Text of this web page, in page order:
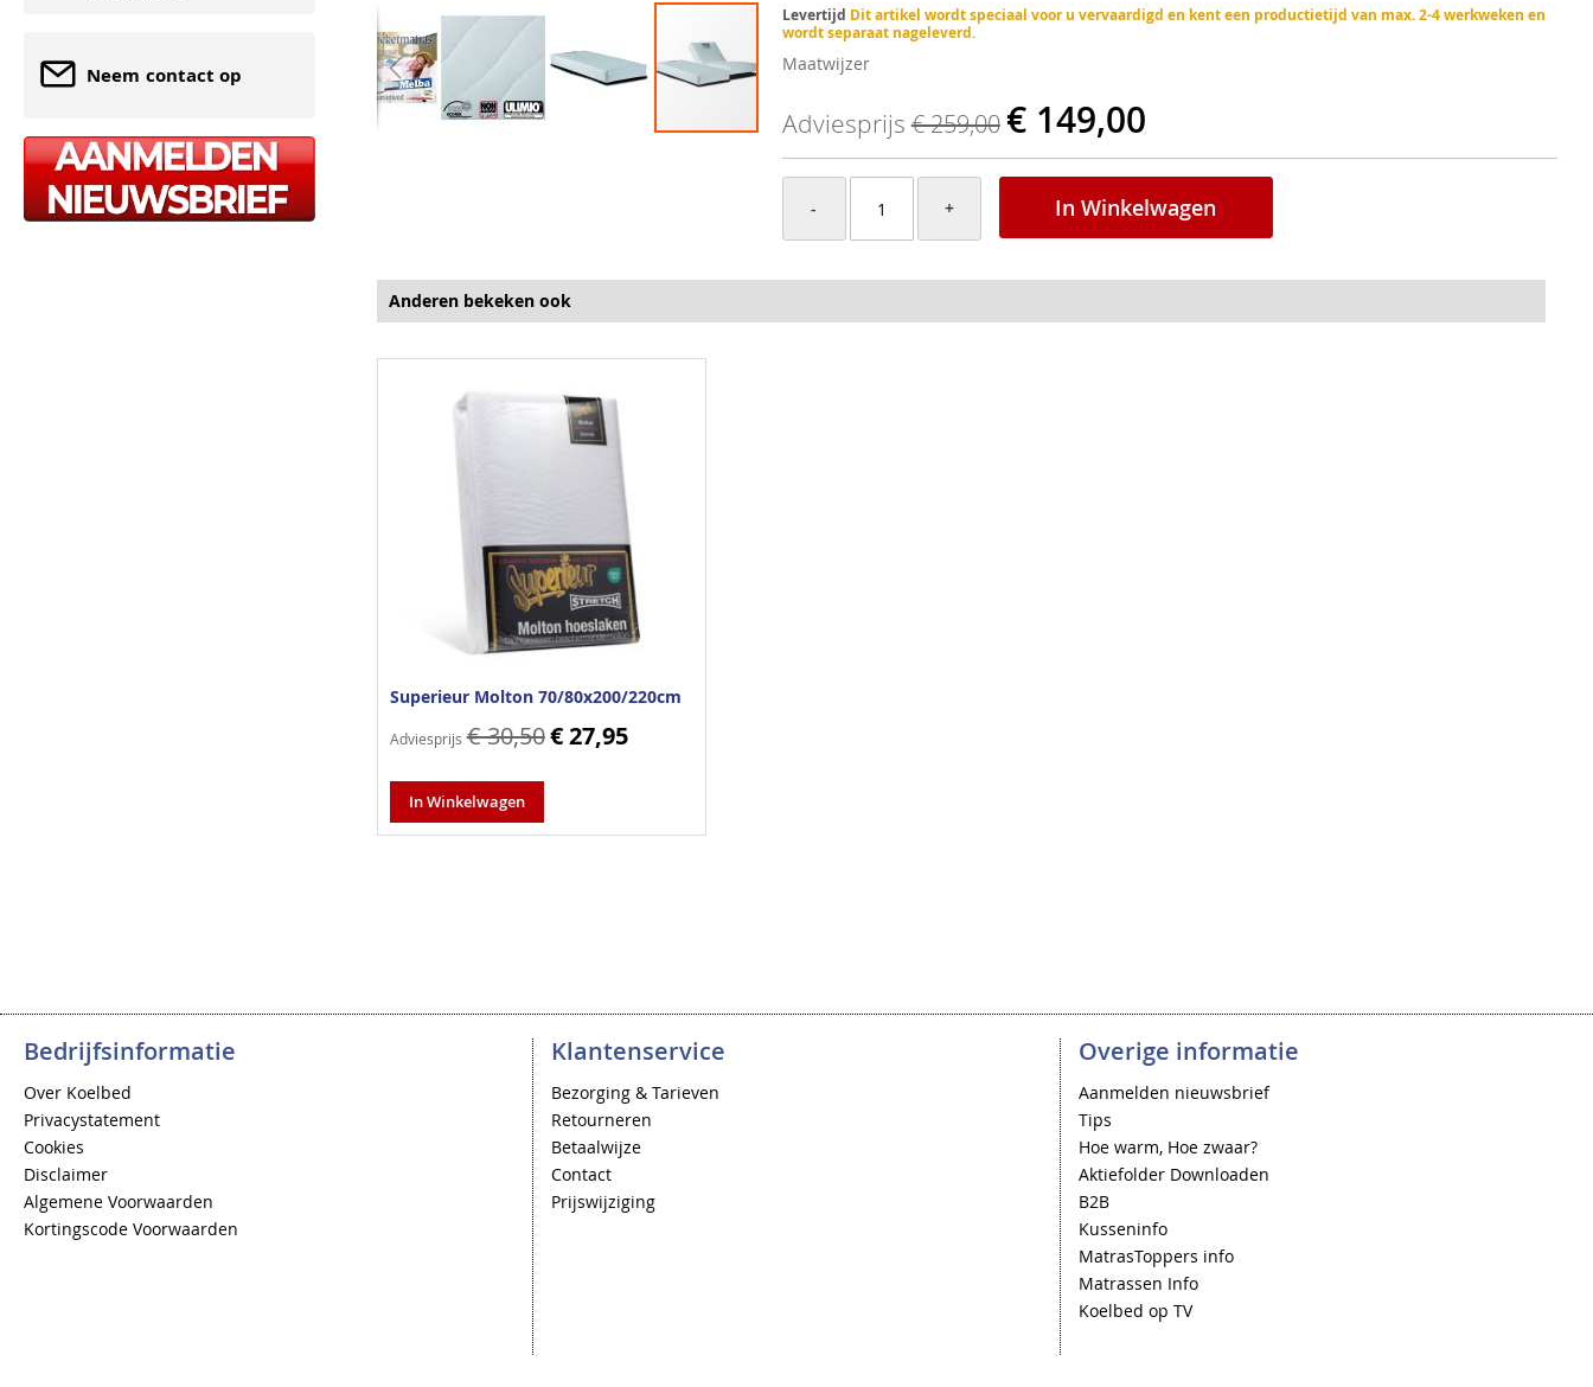
Levertijd Dit artikel wordt speciaal voor u vervaardigd en kent een productietijd van max. 2-4 werkweken en
wordt separaat nageleverd.
Maatwijzer
Adviesprijs € 259,00 € 149,00
- + In Winkelwagen
Anderen bekeken ook
Superieur Molton 70/80x200/220cm
Adviesprijs € 30,50€ 27,95
In Winkelwagen
Neem contact op
Bedrijfsinformatie
Over Koelbed
Privacystatement
Cookies
Disclaimer
Algemene Voorwaarden
Kortingscode Voorwaarden
Klantenservice
Bezorging & Tarieven
Retourneren
Betaalwijze
Contact
Prijswijziging
Overige informatie
Aanmelden nieuwsbrief
Tips
Hoe warm, Hoe zwaar?
Aktiefolder Downloaden
B2B
Kusseninfo
MatrasToppers info
Matrassen Info
Koelbed op TV